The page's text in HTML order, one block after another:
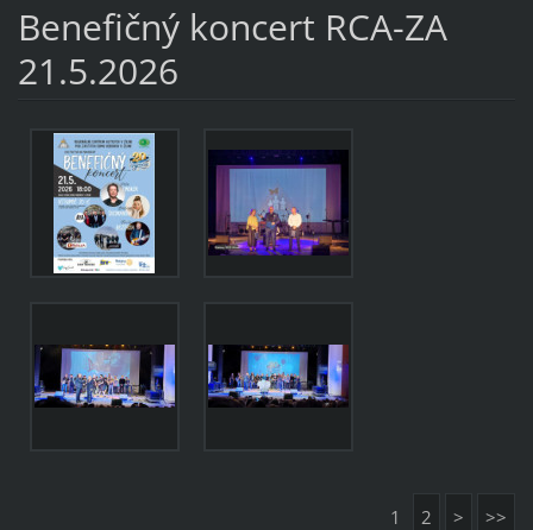
Benefičný koncert RCA-ZA
21.5.2026
1 2 > >>